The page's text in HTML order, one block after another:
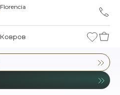
Ковров